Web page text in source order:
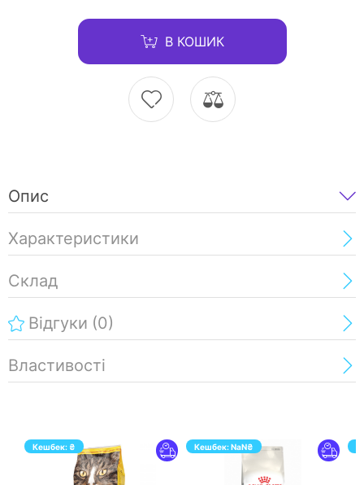
В КОШИК
Опис
Характеристики
Склад
Відгуки (0)
Властивості
Кешбек: ₴ Кешбек:NaN₴